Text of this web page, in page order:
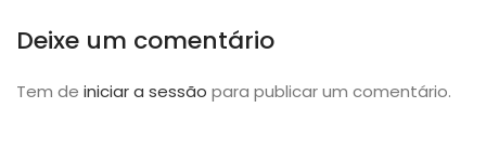
Deixe um comentário
Tem de iniciar a sessão para publicar um comentário.